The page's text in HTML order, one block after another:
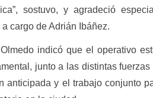
sostuvo, y agradeció
cargo de Adrián Ibáñez.
indicó que el operativo
junto a las distintas
anticipada y el trabajo conjunto